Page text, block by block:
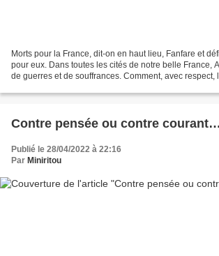
Morts pour la France, dit-on en haut lieu, Fanfare et
pour eux. Dans toutes les cités de notre belle France,
de guerres et de souffrances. Comment, avec respect,
Contre pensée ou contre courant…
Publié le 28/04/2022 à 22:16
Par Miniritou